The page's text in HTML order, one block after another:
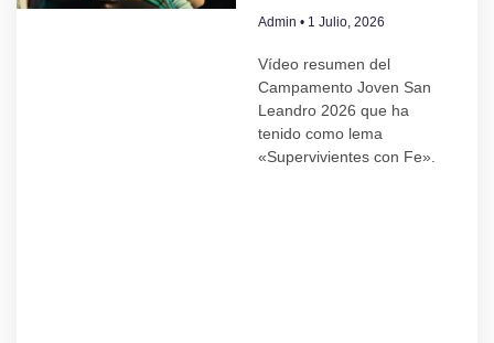
Admin 1 Julio, 2026
Vídeo resumen del
Campamento Joven San
Leandro 2026 que ha
tenido como lema
«Supervivientes con Fe».